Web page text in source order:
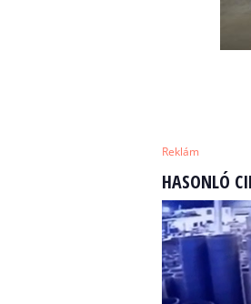
Reklám
HASONLÓ